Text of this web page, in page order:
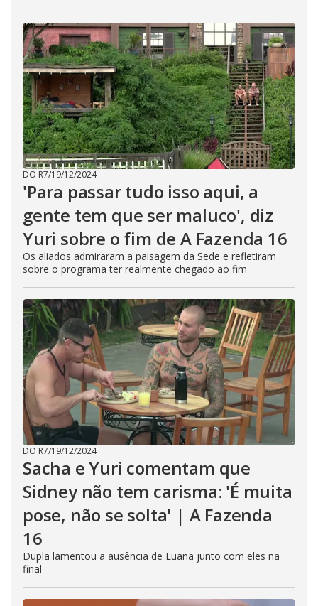
DO R7/19/12/2024
'Para passar tudo isso aqui, a
gente tem que ser maluco', diz
Yuri sobre o fim de A Fazenda 16
Os aliados admiraram a paisagem da Sede e refletiram
sobre o programa ter realmente chegado ao fim
DO R7/19/12/2024
Sacha e Yuri comentam que
Sidney não tem carisma: 'É muita
pose, não se solta' | A Fazenda
16
Dupla lamentou a ausência de Luana junto com eles na
final